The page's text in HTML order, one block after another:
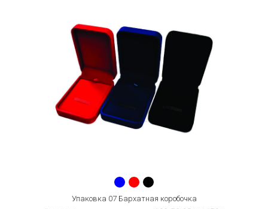
Упаковка 07 Бархатная коробочка